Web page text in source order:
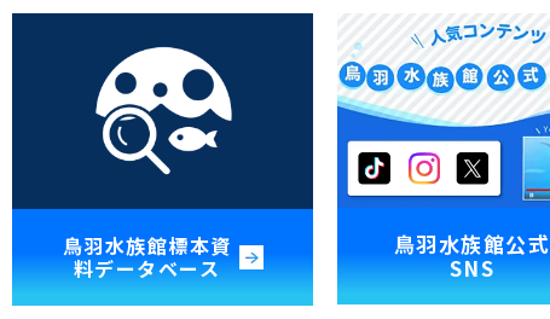
鳥羽水族館標本資
料データベース
鳥羽水族館公式
SNS